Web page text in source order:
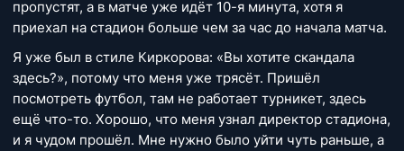
пропустят, а в матче уже идёт 10-я минута, хотя я
приехал на стадион больше чем за час до начала матча.
Я уже был в стиле Киркорова: «Вы хотите скандала
здесь?», потому что меня уже трясёт. Пришёл
посмотреть футбол, там не работает турникет, здесь
ещё что-то. Хорошо, что меня узнал директор стадиона,
и я чудом прошёл. Мне нужно было уйти чуть раньше, а